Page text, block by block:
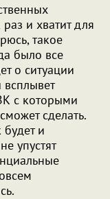
и хватит для
такое
было все
о ситуации
всплывет
с которыми
сделать.
и
упустят